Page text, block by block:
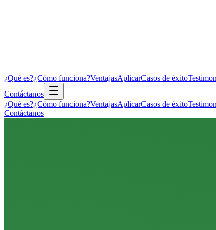
¿Qué es?¿Cómo funciona?VentajasAplicarCasos de éxito
Contáctanos
¿Qué es?¿Cómo funciona?VentajasAplicarCasos de éxito
Contáctanos